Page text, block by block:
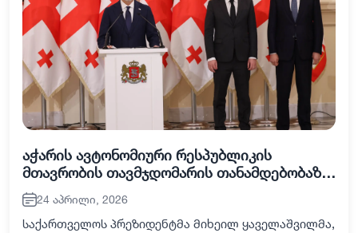
აჭარის ავტონომიური რესპუბლიკის
მთავრობის თავმჯდომარის თანამდებობაზე,
ზურაბ პატარაძის კანდიდატურაა
წარმოდგენილი
24 აპრილი, 2026
საქართველოს პრეზიდენტმა მიხეილ ყაველაშვილმა,